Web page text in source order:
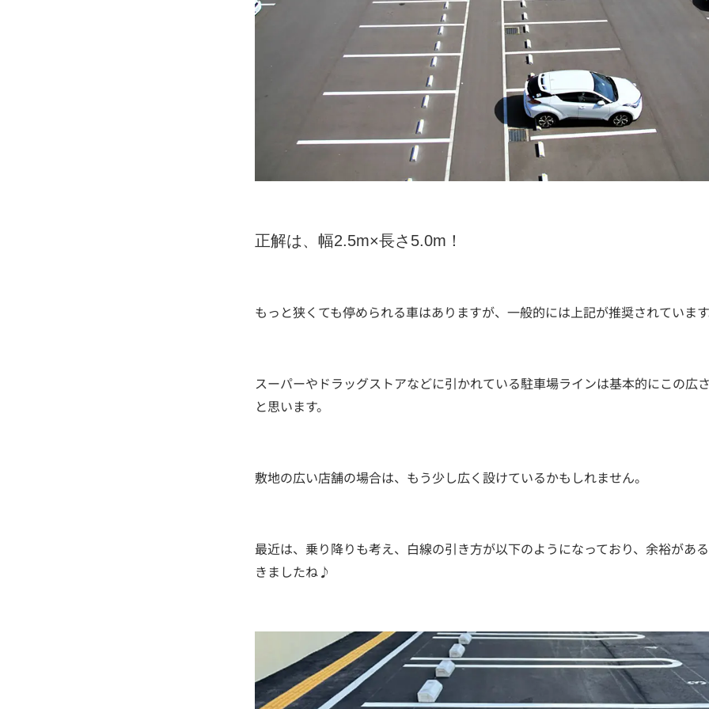
正解は、幅2.5m×長さ5.0m！
もっと狭くても停められる車はありますが、一般的には上記が推奨されていま
スーパーやドラッグストアなどに引かれている駐車場ラインは基本的にこの広
と思います。
敷地の広い店舗の場合は、もう少し広く設けているかもしれません。
最近は、乗り降りも考え、白線の引き方が以下のようになっており、余裕があ
きましたね♪